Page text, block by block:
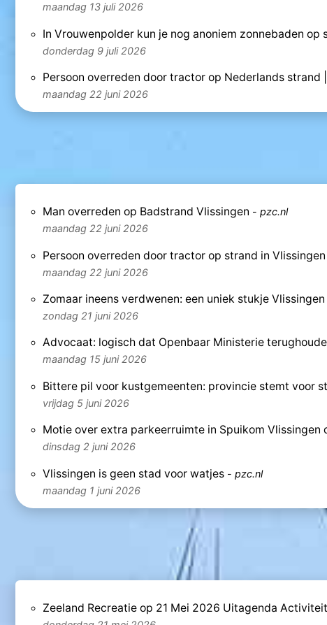
maandag 13 juli 2026
In Vrouwenpolder kun je nog anoniem zonnebaden op
donderdag 9 juli 2026
Persoon overreden door tractor op Nederlands strand
maandag 22 juni 2026
Man overreden op Badstrand Vlissingen - pzc.nl
maandag 22 juni 2026
Persoon overreden door tractor op strand in Vlissingen
maandag 22 juni 2026
Zomaar ineens verdwenen: een uniek stukje
zondag 21 juni 2026
Advocaat: logisch dat Openbaar Ministerie
maandag 15 juni 2026
Bittere pil voor kustgemeenten: provincie stemt voor
vrijdag 5 juni 2026
Motie over extra parkeerruimte in Spuikom Vlissingen
dinsdag 2 juni 2026
Vlissingen is geen stad voor watjes- pzc.nl
maandag 1 juni 2026
Zeeland Recreatie op 21 Mei 2026 Uitagenda